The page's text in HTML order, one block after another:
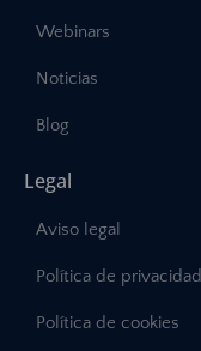
Webinars
Noticias
Blog
Legal
Aviso legal
Política de privacidad
Política de cookies